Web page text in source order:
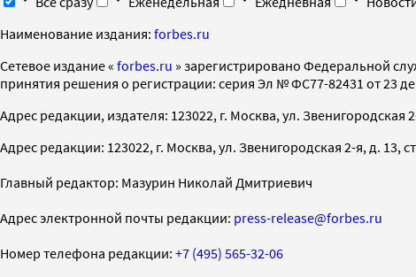
Наименование издания: forbes.ru
Cетевое издание « forbes.ru » зарегистрировано Федеральной
принятия решения о регистрации: серия Эл № ФС77-82431 от 23
Адрес редакции, издателя: 123022, г. Москва, ул. Звенигородская
Адрес редакции: 123022, г. Москва, ул. Звенигородская 2-я, д. 13,
Главный редактор: Мазурин Николай Дмитриевич
Адрес электронной почты редакции: press-release@forbes.ru
Номер телефона редакции: +7 (495) 565-32-06